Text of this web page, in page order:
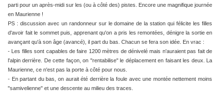
parti pour un après-midi sur les (ou à côté des) pistes. Encore une magnifique journée
en Maurienne !
PS : discussion avec un randonneur sur le domaine de la station qui félicite les filles
d'avoir fait le sommet puis, apprenant qu'on a pris les remontées, dénigre la sortie en
avançant qu'à son âge (avancé), il part du bas. Chacun se fera son idée. En vrac :
- Les filles sont capables de faire 1200 mètres de dénivelé mais n'auraient pas fait de
l'alpin derrière. De cette façon, on "rentabilise" le déplacement en faisant les deux. La
Maurienne, ce n'est pas la porte à côté pour nous.
- En partant du bas, on aurait été derrière la foule avec une montée nettement moins
"samivelienne" et une descente au milieu des traces.